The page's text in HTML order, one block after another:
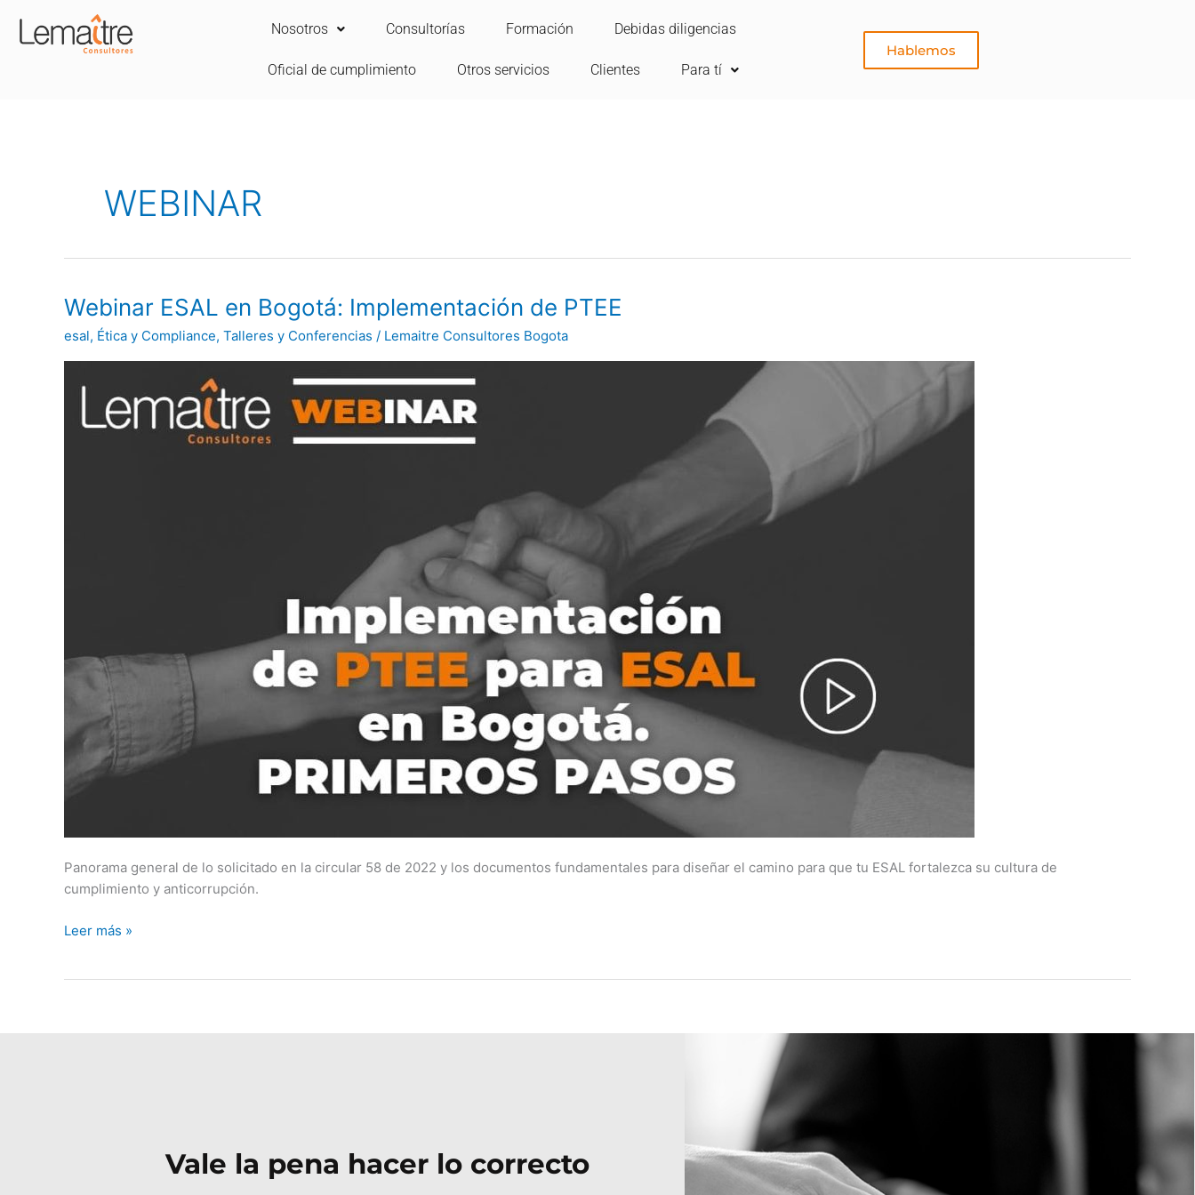
Nosotros Consultorías Formación Debidas diligencias
Oficial de cumplimiento Otros servicios Clientes Para tí
Hablemos
WEBINAR
Webinar ESAL en Bogotá: Implementación de PTEE
esal, Ética y Compliance, Talleres y Conferencias / Lemaitre Consultores Bogota
Panorama general de lo solicitado en la circular 58 de 2022 y los documentos fundamentales para diseñar el camino para que tu ESAL fortalezca su cultura de
cumplimiento y anticorrupción.
Webinar
en
Bogotá:
Implementación
PTEE
Leer más »
Vale la pena hacer lo correcto